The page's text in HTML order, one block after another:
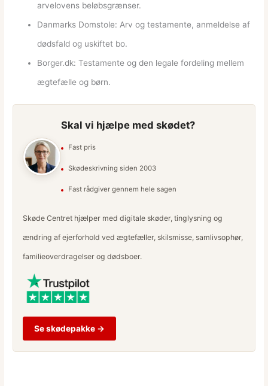
arvelovens beløbsgrænser.
Danmarks Domstole: Arv og testamente, anmeldelse af
dødsfald og uskiftet bo.
Borger.dk: Testamente og den legale fordeling mellem
ægtefælle og børn.
Skal vi hjælpe med skødet?
Fast pris
Skødeskrivning siden 2003
Fast rådgiver gennem hele sagen
Skøde Centret hjælper med digitale skøder, tinglysning og
ændring af ejerforhold ved ægtefæller, skilsmisse, samlivsophør,
familieoverdragelser og dødsboer.
Se skødepakke →